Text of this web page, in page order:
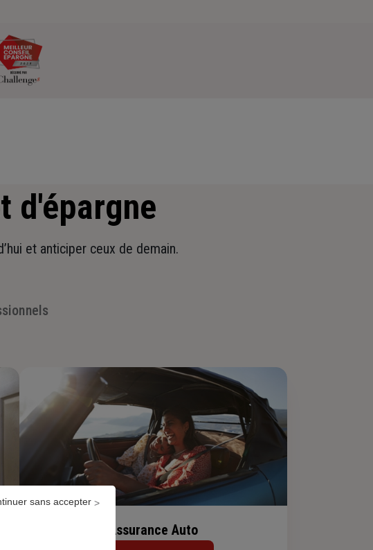
d'épargne
et anticiper ceux de demain.
Assurance Auto
sans accepter